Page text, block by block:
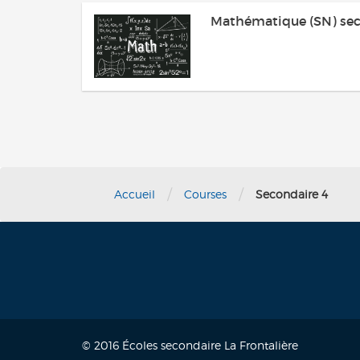
Mathématique (SN)
Accueil / Courses / Secondaire 4
© 2016 Écoles secondaire La Frontalière